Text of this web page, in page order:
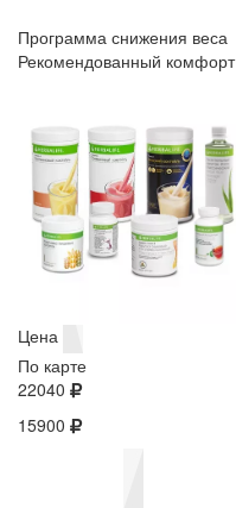
Программа снижения веса
Рекомендованный комфорт
Цена
По карте
22040
15900